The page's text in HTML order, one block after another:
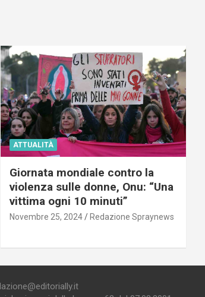
ATTUALITÀ
Giornata mondiale contro la
violenza sulle donne, Onu: “Una
vittima ogni 10 minuti”
Novembre 25, 2024 Redazione Spraynews